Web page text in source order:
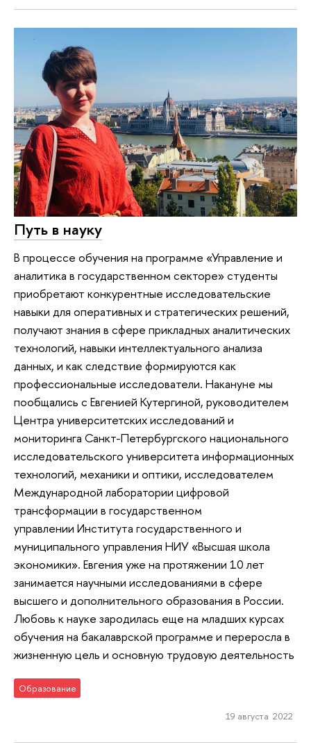
Путь в науку
В процессе обучения на программе «Управление и
аналитика в государственном секторе» студенты
приобретают конкурентные исследовательские
навыки для оперативных и стратегических решений,
получают знания в сфере прикладных аналитических
технологий, навыки интеллектуального анализа
данных, и как следствие формируются как
профессиональные исследователи. Накануне мы
пообщались с Евгенией Кутергиной, руководителем
Центра университетских исследований и
мониторинга Санкт-Петербургского национального
исследовательского университета информационных
технологий, механики и оптики, исследователем
Международной лаборатории цифровой
трансформации в государственном
управлении Института государственного и
муниципального управления НИУ «Высшая школа
экономики». Евгения уже на протяжении 10 лет
занимается научными исследованиями в сфере
высшего и дополнительного образования в России.
Любовь к науке зародилась еще на младших курсах
обучения на бакалаврской программе и переросла в
жизненную цель и основную трудовую деятельность
Образование
19 августа 2022